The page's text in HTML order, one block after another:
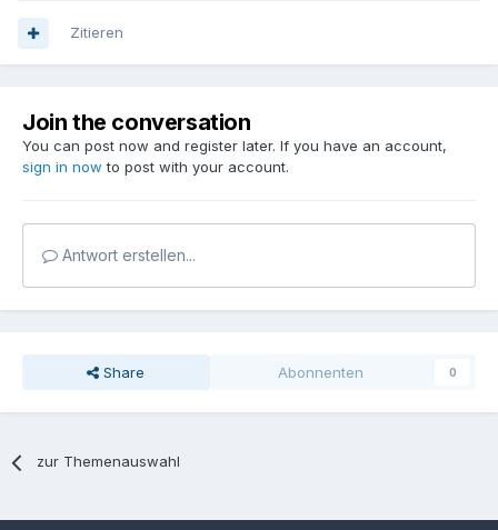
Zitieren
Join the conversation
You can post now and register later. If you have an account,
sign in now to post with your account.
Antwort erstellen...
Share Abonnenten 0
zur Themenauswahl